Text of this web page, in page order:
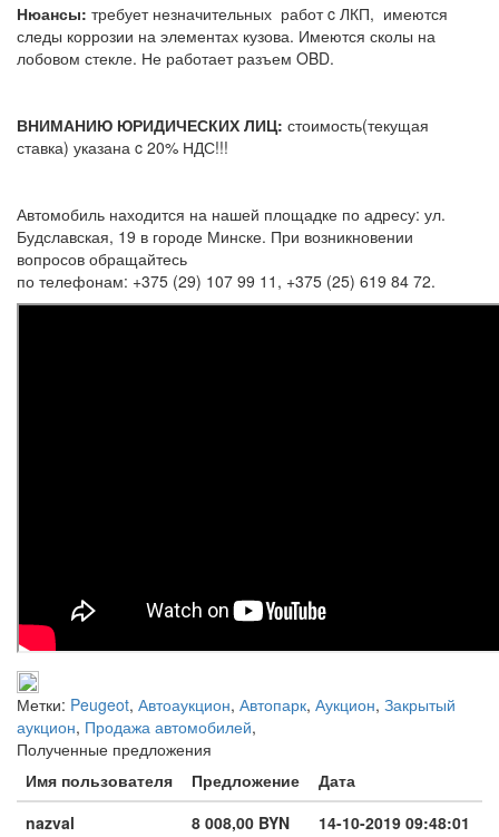
Нюансы: требует незначительных работ c ЛКП, имеются
следы коррозии на элементах кузова. Имеются сколы на
лобовом стекле. Не работает разъем OBD.
ВНИМАНИЮ ЮРИДИЧЕСКИХ ЛИЦ: стоимость(текущая
ставка) указана c 20% НДС!!!
Автомобиль находится на нашей площадке по адресу: ул.
Будславская, 19 в городе Минске. При возникновении
вопросов обращайтесь
по телефонам: +375 (29) 107 99 11, +375 (25) 619 84 72.
Метки: Peugeot, Автоаукцион, Автопарк, Аукцион, Закрытый
аукцион, Продажа автомобилей,
Полученные предложения
Имя пользователя
Предложение
Дата
nazval
8 008,00 BYN 14-10-2019 09:48:01